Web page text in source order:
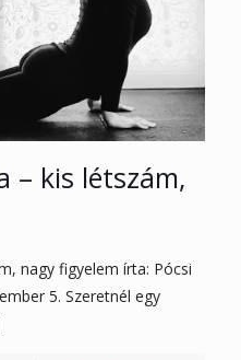
– kis létszám,
nagy figyelem írta: Pócsi
5. Szeretnél egy